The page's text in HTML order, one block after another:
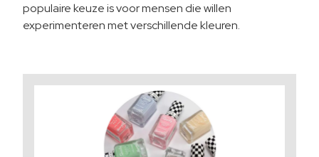
populaire keuze is voor mensen die willen
experimenteren met verschillende kleuren.